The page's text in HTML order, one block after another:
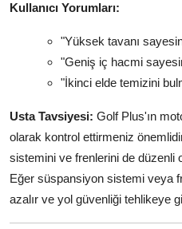
Kullanıcı Yorumları:
"Yüksek tavanı
"Geniş iç hacmi
"İkinci elde temizini
Usta Tavsiyesi: Golf Plus'ın
olarak kontrol ettirmeniz
sistemini ve frenlerini de düzenli
Eğer süspansiyon sistemi veya
azalır ve yol güvenliği tehlikeye